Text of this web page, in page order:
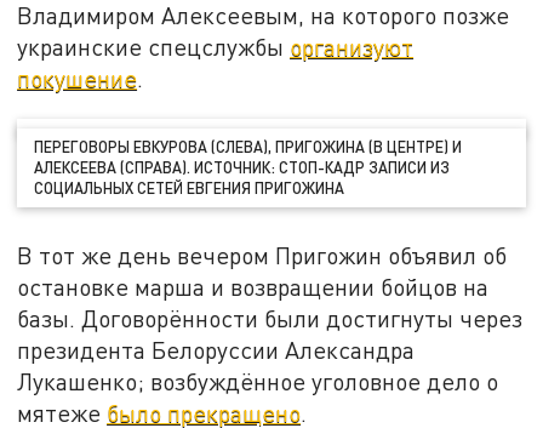
Владимиром Алексеевым, на которого позже
украинские спецслужбы организуют
покушение.
ПЕРЕГОВОРЫ ЕВКУРОВА (СЛЕВА), ПРИГОЖИНА (В ЦЕНТРЕ) И
АЛЕКСЕЕВА (СПРАВА). ИСТОЧНИК: СТОП-КАДР ЗАПИСИ ИЗ
СОЦИАЛЬНЫХ СЕТЕЙ ЕВГЕНИЯ ПРИГОЖИНА
В тот же день вечером Пригожин объявил об
остановке марша и возвращении бойцов на
базы. Договорённости были достигнуты через
президента Белоруссии Александра
Лукашенко; возбуждённое уголовное дело о
мятеже было прекращено.